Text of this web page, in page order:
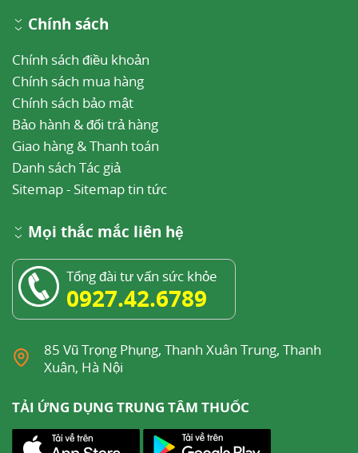
Chính sách
Chính sách điều khoản
Chính sách mua hàng
Chính sách bảo mật
Bảo hành & đổi trả hàng
Giao hàng & Thanh toán
Danh sách Tác giả
Sitemap- Sitemap tin tức
Mọi thắc mắc liên hệ
Tổng đài tư vấn sức khỏe
0927.42.6789
85 Vũ Trọng Phụng, Thanh Xuân Trung, Thanh
Xuân, Hà Nội
TẢI ỨNG DỤNG TRUNG TÂM THUỐC